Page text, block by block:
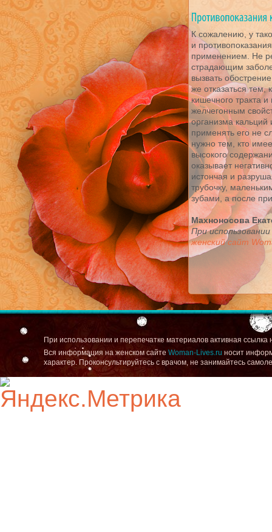
К сожалению, у
и
применением. Не
страдающим
вызвать
же отказаться
кишечного тракта
желчегонным
организма кальций
применять его не
нужно тем, кто
высокого
оказывает
истончая и
трубочку,
зубами, а после
Махноносова
При
женский сайт
При использовании и перепечатке материалов активная ссылка
Вся информация на женском сайте Woman-Lives.ru носит
характер. Проконсультируйтесь с врачом, не занимайтесь